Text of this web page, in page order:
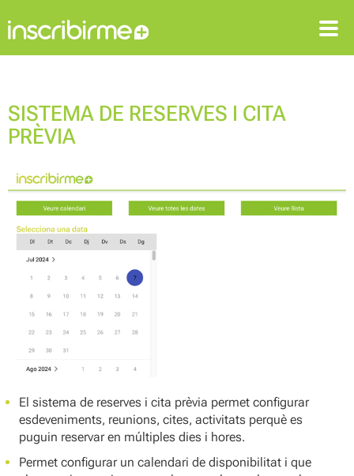
SISTEMA DE RESERVES I CITA
PRÈVIA
El sistema de reserves i cita prèvia permet configurar
esdeveniments, reunions, cites, activitats perquè es
puguin reservar en múltiples dies i hores.
Permet configurar un calendari de disponibilitat i que